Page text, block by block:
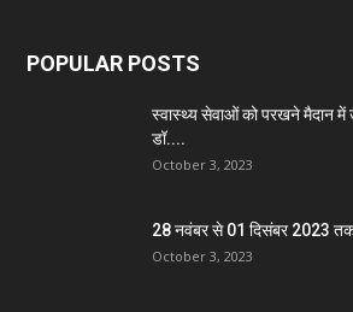
POPULAR POSTS
स्वास्थ्य सेवाओं को परखने मैदान में
डॉ....
October 3, 2023
28 नवंबर से 01 दिसंबर 2023 तक
October 3, 2023